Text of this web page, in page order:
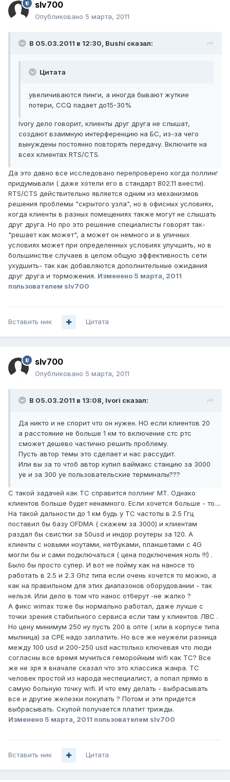
slv700
Опубликовано 5 марта, 2011
В 05.03.2011 в 12:30, Bushi сказал:
Цитата
увеличиваются пинги, а иногда бывают жуткие
потери, CCQ падает до15-30%
Ivory дело говорит, клиенты друг друга не слышат,
создают взаимную интерференцию на БС, из-за чего
вынуждены постоянно повторять передачу. Включите на
всех клиентах RTS/CTS.
Да это давно все исследовано перепроверено когда поллинг
придумывали ( даже хотели его в стандарт 802.11 внести).
RTS/CTS действительно является одним из механизмов
решения проблемы "скрытого узла", но в офисных условиях,
когда клиенты в разных помещениях также могут не слышать
друг друга. Но про это решение специалисты говорят так-
"решает как может", а может он немного и в уличных
условиях может при определенных условиях улучшить, но в
большинстве случаев в целом общую эффективность сети
ухудшить- так как добавляются дополнительные ожидания
друг друга и торможения. Изменено 5 марта, 2011
пользователем slv700
Вставить ник Цитата
slv700
Опубликовано 5 марта, 2011
В 05.03.2011 в 13:08, Ivori сказал:
Да никто и не спорит что он нужен. НО если клиентов 20
а расстояние не больше 1 км то включение стс ртс
сможет дешево частично решить проблему.
Пусть автор темы это сделает и нас рассудит.
Или вы за то чтоб автор купил ваймакс станцию за 3000
уе и за 300 уе пользовательские терминалы???
C такой задачей как TC справится поллинг МТ. Однако
клиентов больше будет ненамного. Если хочется больше - то....
На такой дальности до 1 км будь у TC частоты в 2.5 Ггц
поставил бы базу OFDMA ( скажем за 3000) и клиентам
раздал бы свистки за 50usd и индор роутеры за 120. А
клиенты с новыми ноутами, нетбуками, планшетами с 4G
могли бы и сами подключаться ( цена подключения ноль !!!) .
Было бы просто супер. И вот не пойму как на наносе то
работать в 2.5 и 2.3 Ghz типа если очень хочется то можно, а
как на правильном для этих диапазонов оборудовании - так
нельзя. Или дело в том что нанос отберут -не жалко ?
А фикс wimax тоже бы нормально работал, даже лучше с
точки зрения стабильного сервиса если там у клиентов ЛВС .
Но цену минимум 250 ну пусть 200 в опте ( или в корпусе типа
мылница) за CPE надо заплатить. Но все же неужели разница
между 100 usd и 200-250 usd настолько ключевая что люди
согласны все время мучиться геморойным wifi как TC? Все
же не зря я вначале сказал что это классика жанра. TC
человек простой из народа неспециалист, а попал прямо в
самую больную точку wifi. И что ему делать - выбрасывать
все и другие железки покупать ? Потом и эти придется
выбрасывать. Скупой получается платит трижды.
Изменено 5 марта, 2011 пользователем slv700
Вставить ник Цитата